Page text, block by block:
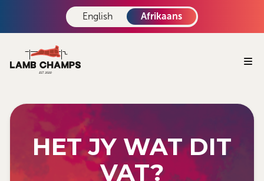
English Afrikaans
HET JY WAT DIT
VAT?